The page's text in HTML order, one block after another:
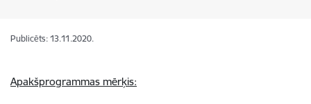
Publicēts: 13.11.2020.
Apakšprogrammas mērķis: